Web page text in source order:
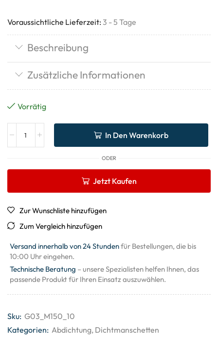
Voraussichtliche Lieferzeit: 3 - 5 Tage
Beschreibung
Zusätzliche Informationen
Vorrätig
In Den Warenkorb
ODER
Jetzt Kaufen
Zur Wunschliste hinzufügen
Zum Vergleich hinzufügen
Versand innerhalb von 24 Stundenfür Bestellungen, die bis
10:00 Uhr eingehen.
Technische Beratung – unsere Spezialisten helfen Ihnen, das
passende Produkt für Ihren Einsatz auszuwählen.
Sku: G03_M150_10
Kategorien: Abdichtung, Dichtmanschetten